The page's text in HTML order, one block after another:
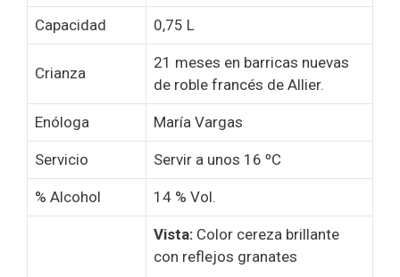
Capacidad 0,75 L
Crianza
21 meses en barricas nuevas
de roble francés de Allier.
Enóloga María Vargas
Servicio Servir a unos 16 ºC
% Alcohol 14 % Vol.
Vista: Color cereza brillante
con reflejos granates